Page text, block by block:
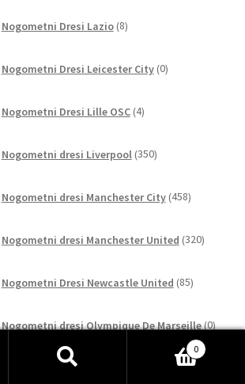
Nogometni Dresi Lazio 8izdelkov
Nogometni Dresi Leicester City 0izdelkov
Nogometni Dresi Lille OSC 4izdelki
Nogometni dresi Liverpool 350izdelkov
Nogometni dresi Manchester City 458izdelkov
Nogometni dresi Manchester United 320izdelkov
Nogometni Dresi Newcastle United 85izdelkov
Nogometni dresi Olympique De Marseille 0
Nogometni dresi Olympique Lyonnais 3
3
0